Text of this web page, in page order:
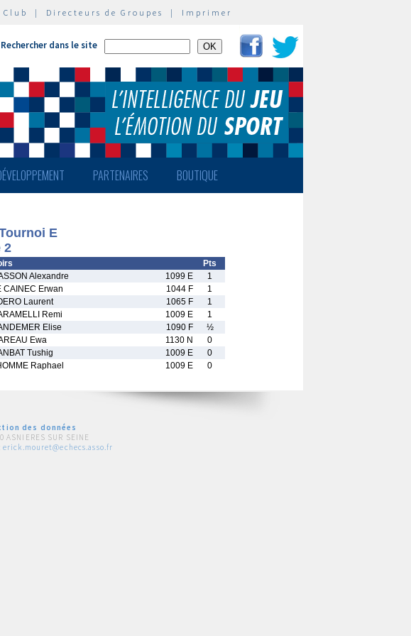
Club | Directeurs de Groupes | Imprimer
Rechercher dans le site
PARTENAIRES BOUTIQUE
E
2
Pts
Alexandre 1099 E
1
CAINEC Erwan 1044 F
1
Laurent 1065 F
1
Remi 1009 E
1
Elise 1090 F
½
Ewa 1130 N
0
Tushig 1009 E
0
Raphael 1009 E 0
des données
SUR SEINE
erick.mouret@echecs.asso.fr